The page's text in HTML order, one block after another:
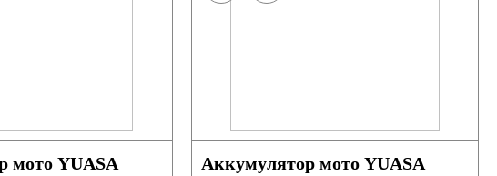
мото YUASA Аккумулятор мото YUASA